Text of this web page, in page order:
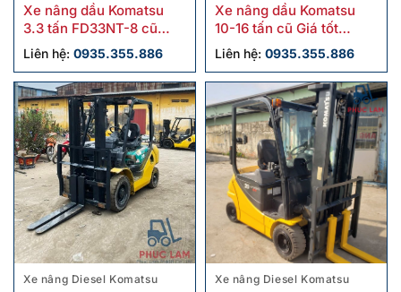
Xe nâng dầu Komatsu
3.3 tấn FD33NT-8 cũ
chính hãng
Liên hệ: 0935.355.886
Xe nâng dầu Komatsu
10-16 tấn cũ Giá tốt
Chính hãng
Liên hệ: 0935.355.886
Xe nâng Diesel Komatsu Xe nâng Diesel Komatsu